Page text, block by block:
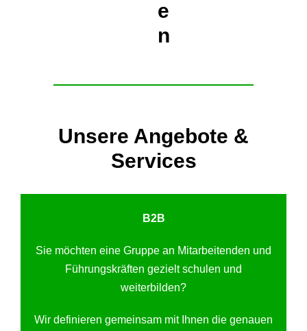
e
n
Unsere Angebote &
Services
B2B
Sie möchten eine Gruppe an Mitarbeitenden und
Führungskräften gezielt schulen und
weiterbilden?
Wir definieren gemeinsam mit Ihnen die genauen